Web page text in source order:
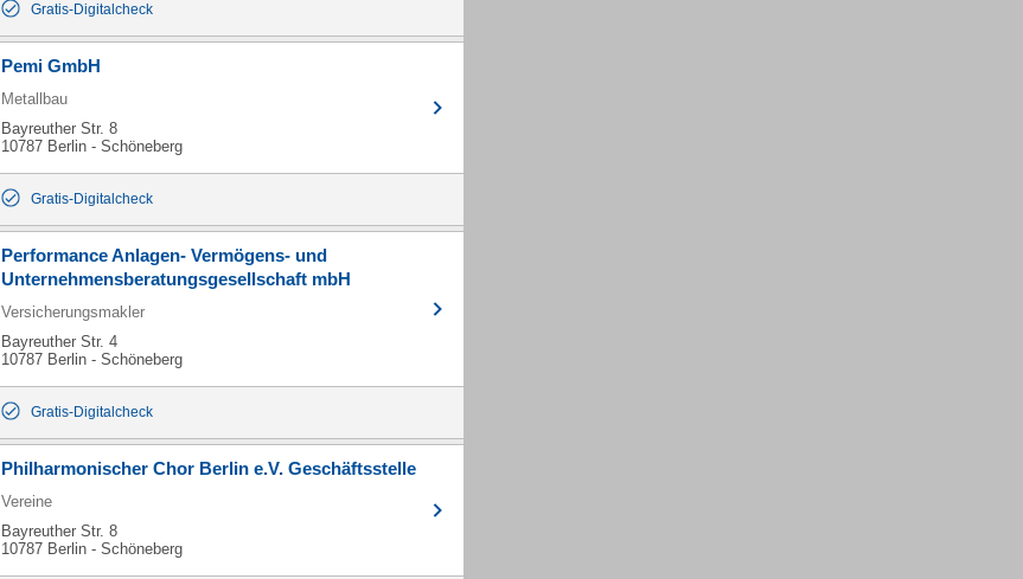
Gratis-Digitalcheck
Pemi GmbH
Metallbau
Bayreuther Str. 8
10787 Berlin - Schöneberg
Gratis-Digitalcheck
Performance Anlagen- Vermögens- und
Unternehmensberatungsgesellschaft mbH
Versicherungsmakler
Bayreuther Str. 4
10787 Berlin - Schöneberg
Gratis-Digitalcheck
Philharmonischer Chor Berlin e.V. Geschäftsstelle
Vereine
Bayreuther Str. 8
10787 Berlin - Schöneberg